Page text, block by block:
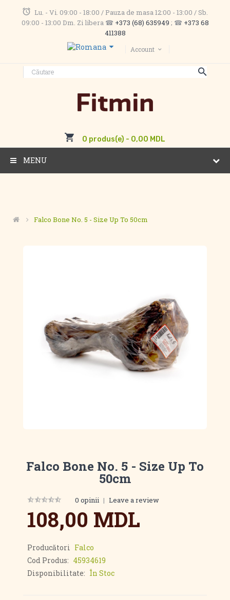
Lu. - Vi. 09:00 - 18:00 / Pauza de masa 12:00 - 13:00 / Sb.
09:00 - 13:00 Dm. Zi libera ☎ +373 (68) 635949 ; ☎ +373 68
411388
Account
0 produs(e) - 0,00 MDL
MENU
Falco Bone No. 5 - Size Up To 50cm
Falco Bone No. 5 - Size Up To
50cm
0 opinii | Leave a review
108,00 MDL
Producători Falco
Cod Produs: 45934619
Disponibilitate: În Stoc